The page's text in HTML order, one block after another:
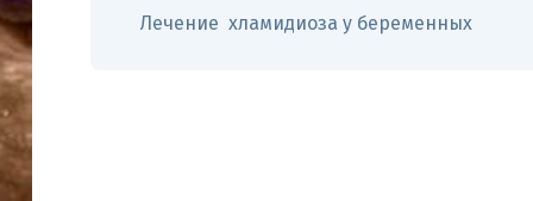
Лечение хламидиоза у беременных